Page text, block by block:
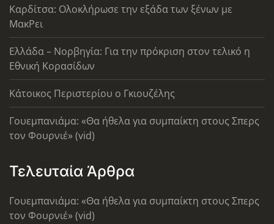
Καρδίτσα: Ολοκλήρωσε την εξάδα των ξένων με
ΜακΡει
Ελλάδα – Νορβηγία: Για την πρόκριση στον τελικό η
Εθνική Κορασίδων
Κάτοικος Περιστερίου ο Γκιουζέλης
Γουεμπανιάμα: «Θα ήθελα για συμπαίκτη στους Σπερς
τον Φουρνιέ» (vid)
Τελευταία Άρθρα
Γουεμπανιάμα: «Θα ήθελα για συμπαίκτη στους Σπερς
τον Φουρνιέ» (vid)